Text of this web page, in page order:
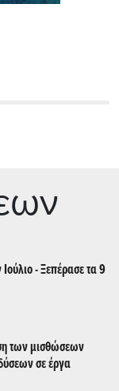
- Ξεπέρασε τα 9
σε έργα